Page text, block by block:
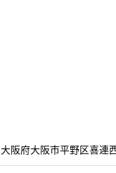
大阪府大阪市平野区喜連